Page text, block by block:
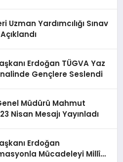
Uzman Yardımcılığı Sınav
Erdoğan TÜGVA Yaz
Gençlere Seslendi
Müdürü Mahmut
Nisan Mesajı Yayınladı
Erdoğan
Mücadeleyi Millî